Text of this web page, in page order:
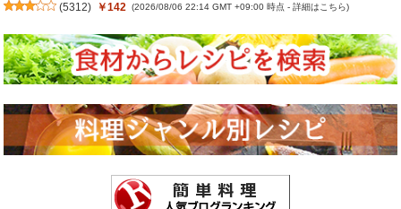
(5312) ￥142 (2026/08/06 22:14 GMT +09:00 時点 -詳細はこちら)